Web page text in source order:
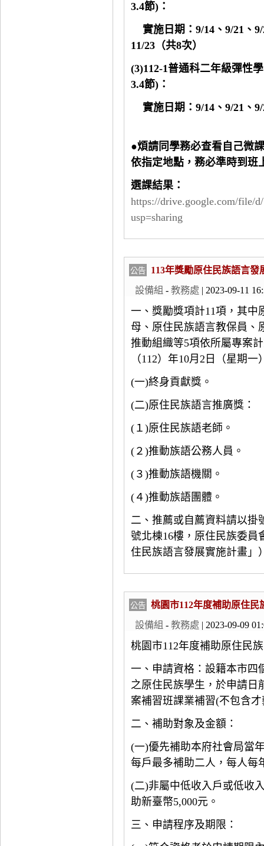
3.4節)：
實施日期：9/14、9/21、9/
11/23（共8次）
(3)112-1普通科二年級彈性
3.4節)：
實施日期：9/14、9/21、9/
●煩請同學務必查看自己微
依指定地點，務必準時到班
選課結果：
https://drive.google.com/file/
usp=sharing
公告 113年獎勵原住民族語言發
設備組 - 教務處 | 2023-09-11
一、獎勵獎項計11項，其中
母、原住民族語言教保員、
推動組織等5項依所屬專案
（112）年10月2 日（星期一
(一)終身貢獻獎。
(二)原住民族語言推廣獎：
( １)原住民族語老師。
( ２)推動族語公務人員。
( ３)推動族語機關。
( ４)推動族語團體。
二、推薦或自薦資料請以掛
號北棟16樓，原住民族委員
住民族語言發展實施計畫」
公告 桃園市112年度補助原住民
設備組 - 教務處 | 2023-09-09
桃園市112年度補助原住民
一、申請資格：設籍本市四
之原住民族學生，於申請日
案補習班課業補習(不包含
二、補助對象及金額：
(一)優先補助本府社會局當
每戶最多補助二人，每人每
(二)非屬中低收入戶或低收
助新臺幣5,000元。
三、申請程序及期限：